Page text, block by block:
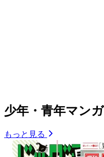
少年・青年マン
もっと見る